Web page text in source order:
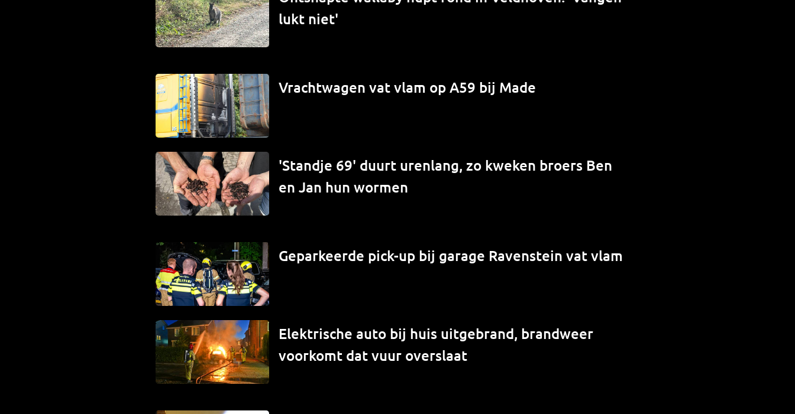
lukt niet'
Vrachtwagen vat vlam op A59 bij Made
'Standje 69' duurt urenlang, zo kweken broers Ben
en Jan hun wormen
Geparkeerde pick-up bij garage Ravenstein vat vlam
Elektrische auto bij huis uitgebrand, brandweer
voorkomt dat vuur overslaat